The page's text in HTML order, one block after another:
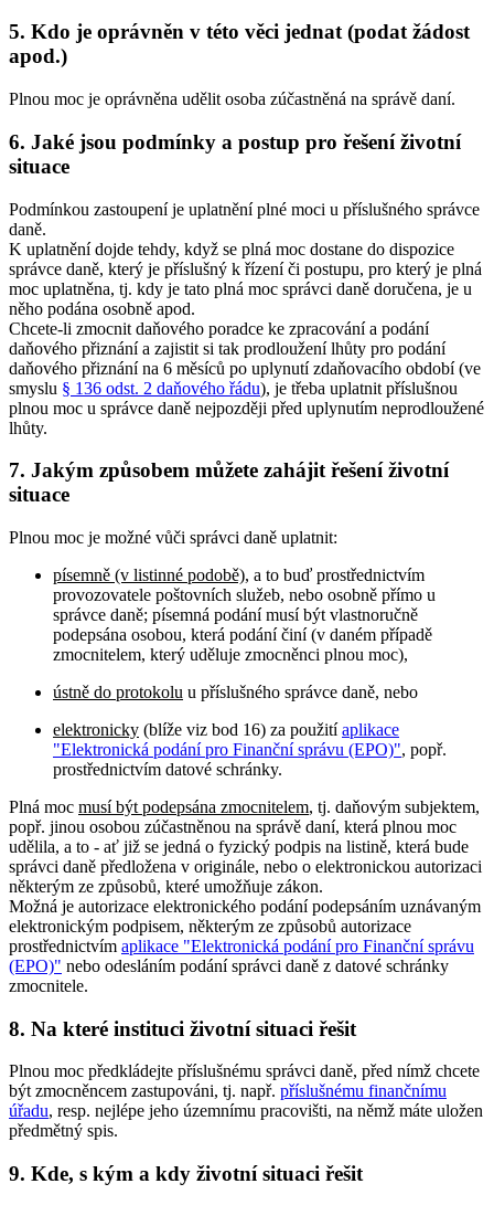
5. Kdo je oprávněn v této věci jednat (podat žádost
apod.)
Plnou moc je oprávněna udělit osoba zúčastněná na správě daní.
6. Jaké jsou podmínky a postup pro řešení životní
situace
Podmínkou zastoupení je uplatnění plné moci u příslušného správce
daně.
K uplatnění dojde tehdy, když se plná moc dostane do dispozice
správce daně, který je příslušný k řízení či postupu, pro který je plná
moc uplatněna, tj. kdy je tato plná moc správci daně doručena, je u
něho podána osobně apod.
Chcete-li zmocnit daňového poradce ke zpracování a podání
daňového přiznání a zajistit si tak prodloužení lhůty pro podání
daňového přiznání na 6 měsíců po uplynutí zdaňovacího období (ve
smyslu § 136 odst. 2 daňového řádu), je třeba uplatnit příslušnou
plnou moc u správce daně nejpozději před uplynutím neprodloužené
lhůty.
7. Jakým způsobem můžete zahájit řešení životní
situace
Plnou moc je možné vůči správci daně uplatnit:
písemně (v listinné podobě), a to buď prostřednictvím
provozovatele poštovních služeb, nebo osobně přímo u
správce daně; písemná podání musí být vlastnoručně
podepsána osobou, která podání činí (v daném případě
zmocnitelem, který uděluje zmocněnci plnou moc),
ústně do protokolu u příslušného správce daně, nebo
elektronicky (blíže viz bod 16) za použitíaplikace
"Elektronická podání pro Finanční správu (EPO)", popř.
prostřednictvím datové schránky.
Plná moc musí být podepsána zmocnitelem, tj. daňovým subjektem,
popř. jinou osobou zúčastněnou na správě daní, která plnou moc
udělila, a to - ať již se jedná o fyzický podpis na listině, která bude
správci daně předložena v originále, nebo o elektronickou autorizaci
některým ze způsobů, které umožňuje zákon.
Možná je autorizace elektronického podání podepsáním uznávaným
elektronickým podpisem, některým ze způsobů autorizace
prostřednictvím aplikace "Elektronická podání pro Finanční správu
(EPO)" nebo odesláním podání správci daně z datové schránky
zmocnitele.
8. Na které instituci životní situaci řešit
Plnou moc předkládejte příslušnému správci daně, před nímž chcete
být zmocněncem zastupováni, tj. např. příslušnému finančnímu
úřadu, resp. nejlépe jeho územnímu pracovišti, na němž máte uložen
předmětný spis.
9. Kde, s kým a kdy životní situaci řešit